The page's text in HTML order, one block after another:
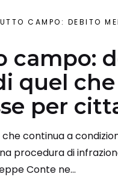
CAMPO: DEBITO MENO
campo:
quel
per
continua a
procedura di
Conte ne...